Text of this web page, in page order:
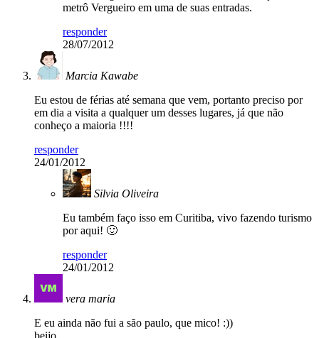
metrô Vergueiro em uma de suas entradas.
responder
28/07/2012
Marcia Kawabe
Eu estou de férias até semana que vem, portanto preciso por
em dia a visita a qualquer um desses lugares, já que não
conheço a maioria !!!!
responder
24/01/2012
Silvia Oliveira
Eu também faço isso em Curitiba, vivo fazendo turismo
por aqui! 🙂
responder
24/01/2012
vera maria
E eu ainda não fui a são paulo, que mico! :))
beijo,